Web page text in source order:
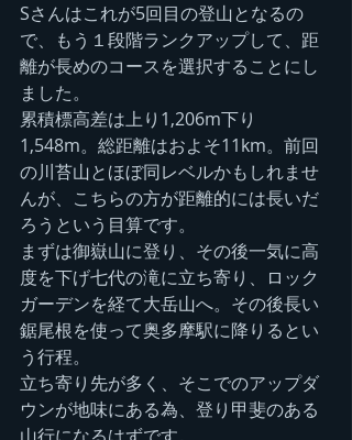
Sさんはこれが5回目の登山となるの
で、もう１段階ランクアップして、距
離が長めのコースを選択することにし
ました。
累積標高差は上り1,206m下り
1,548m。総距離はおよそ11km。前回
の川苔山とほぼ同レベルかもしれませ
んが、こちらの方が距離的には長いだ
ろうという目算です。
まずは御嶽山に登り、その後一気に高
度を下げ七代の滝に立ち寄り、ロック
ガーデンを経て大岳山へ。その後長い
鋸尾根を使って奥多摩駅に降りるとい
う行程。
立ち寄り先が多く、そこでのアップダ
ウンが地味にある為、登り甲斐のある